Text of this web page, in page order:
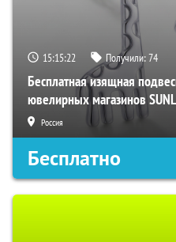
15:15:21 Получили:74
Бесплатная изящная
ювелирных магазинов
Россия
Бесплатно